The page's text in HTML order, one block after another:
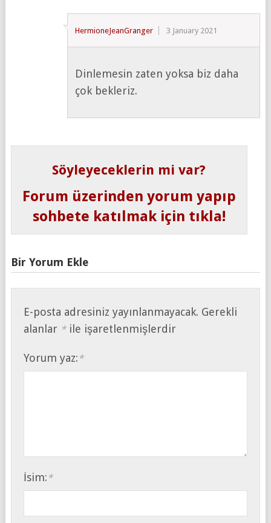
HermioneJeanGranger 3 January 2021
Dinlemesin zaten yoksa biz daha
çok bekleriz.
Söyleyeceklerin mi var?
Forum üzerinden yorum yapıp
sohbete katılmak için tıkla!
Bir Yorum Ekle
E-posta adresiniz yayınlanmayacak. Gerekli
alanlar *ile işaretlenmişlerdir
Yorum yaz: *
İsim: *